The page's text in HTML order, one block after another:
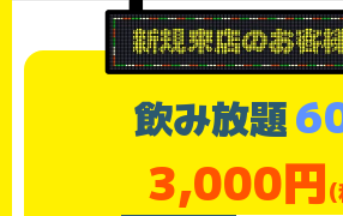
飲み放題
3,000円(